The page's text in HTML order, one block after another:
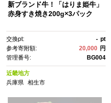
新ブランド牛！「はりま姫牛」
赤身すき焼き200g×3パック
交換pt: - pt
参考寄附額:
20,000 円
管理番号:
BG004
近畿地方
兵庫県
相生市